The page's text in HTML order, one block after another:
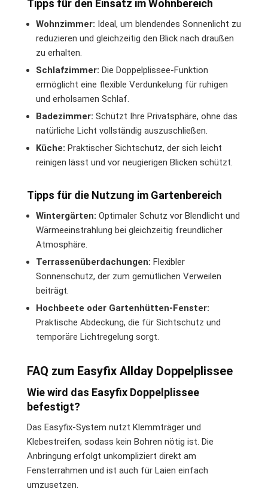
Tipps für den Einsatz im Wohnbereich
Wohnzimmer: Ideal, um blendendes Sonnenlicht zu
reduzieren und gleichzeitig den Blick nach draußen
zu erhalten.
Schlafzimmer: Die Doppelplissee-Funktion
ermöglicht eine flexible Verdunkelung für ruhigen
und erholsamen Schlaf.
Badezimmer: Schützt Ihre Privatsphäre, ohne das
natürliche Licht vollständig auszuschließen.
Küche: Praktischer Sichtschutz, der sich leicht
reinigen lässt und vor neugierigen Blicken schützt.
Tipps für die Nutzung im Gartenbereich
Wintergärten: Optimaler Schutz vor Blendlicht und
Wärmeeinstrahlung bei gleichzeitig freundlicher
Atmosphäre.
Terrassenüberdachungen: Flexibler
Sonnenschutz, der zum gemütlichen Verweilen
beiträgt.
Hochbeete oder Gartenhütten-Fenster:
Praktische Abdeckung, die für Sichtschutz und
temporäre Lichtregelung sorgt.
FAQ zum Easyfix Allday Doppelplissee
Wie wird das Easyfix Doppelplissee
befestigt?
Das Easyfix-System nutzt Klemmträger und
Klebestreifen, sodass kein Bohren nötig ist. Die
Anbringung erfolgt unkompliziert direkt am
Fensterrahmen und ist auch für Laien einfach
umzusetzen.